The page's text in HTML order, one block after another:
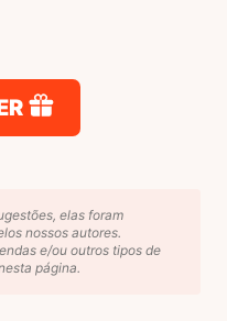
elas foram
nossos autores.
e/ou outros tipos de
página.